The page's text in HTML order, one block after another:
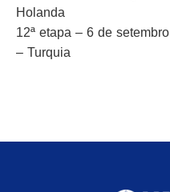
Holanda
12ª etapa – 6 de setembro
– Turquia